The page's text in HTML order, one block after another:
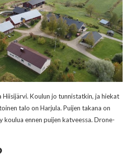
Hiisijärvi. Koulun jo tunnistatkin, ja hiekat
talo on Harjula. Puijen takana on
koulua ennen puijen katveessa. Drone-